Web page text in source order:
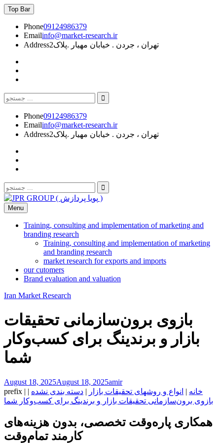
Skip
to
content
Top Bar
Phone09124986379
Emailinfo@market-research.ir
Address تهران ، جردن . خیابان مهیار .پلاک2
Search
for:
Phone09124986379
Emailinfo@market-research.ir
Address تهران ، جردن . خیابان مهیار .پلاک2
Search
Search
for:
تحقیقات بازار و برند
Menu
Training, consulting and implementation of marketing and
branding research
Training, consulting and implementation of marketing
and branding research
market research for exports and imports
our cutomers
Brand evaluation and valuation
Iran Market Research
بازوی برون‌سازمانی تحقیقات
بازار و برندینگ برای کسب‌وکار
شما
August 18, 2025August 18, 2025amir
prefix | خانه | انواع و روشهای تحقیقات بازار | دسته بندی نشده |
بازوی برون‌سازمانی تحقیقات بازار و برندینگ برای کسب‌وکار شما
همکاری پاره‌وقت تخصصی، بدون هزینه‌های
کارمند تمام‌وقت